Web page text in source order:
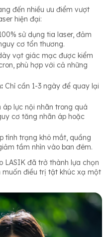
đến nhiều ưu điểm vượt
hiện đại:
sử dụng tia laser, đảm
cơ tổn thương.
vạt giác mạc được kiểm
phù hợp với cả những
Chỉ cần 1-3 ngày để quay lại
áp lực nội nhãn trong quá
cơ tăng nhãn áp hoặc
tình trạng khô mắt, quầng
tầm nhìn vào ban đêm.
LASIK đã trở thành lựa chọn
muốn điều trị tật khúc xạ một